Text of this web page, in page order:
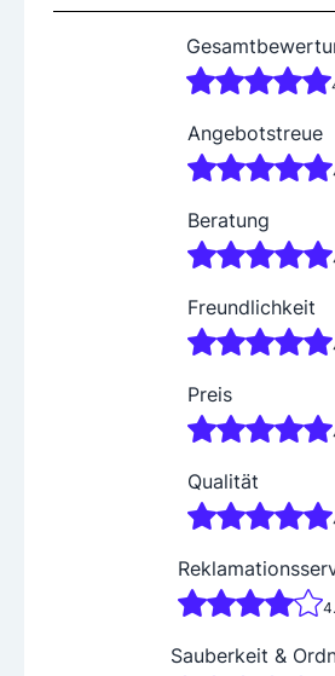
Angebotstreue
Beratung
Freundlichkeit
Preis
Qualität
Sauberkeit &